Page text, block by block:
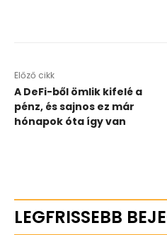
Előző cikk
A DeFi-ből ömlik kifelé a
pénz, és sajnos ez már
hónapok óta így van
LEGFRISSEBB